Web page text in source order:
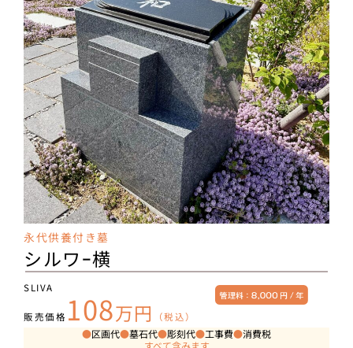
永代供養付き墓
シルワｰ横
SLIVA
販売価格 108万円 （税込）
●区画代●墓石代●彫刻代●工事費●消費税
すべて含みます